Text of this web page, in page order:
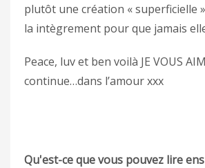
plutôt une création « superficielle
la intègrement pour que jamais
Peace, luv et ben voilà JE VOUS
continue…dans l’amour xxx
Qu'est-ce que vous pouvez lire